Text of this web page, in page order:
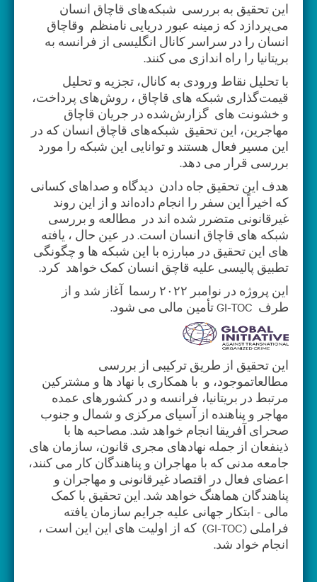
این تحقیق به بررسی شبکه‌های قاچاق انسان
می‌پردازد که زمینه عبور دریایی نامنظم وقاچاق
انسان را در سراسر کانال انگلیسی از فرانسه به
بریتانیا را راه اندازی می کنند.
با تحلیل نقاط ورودی به کانال، تجزیه و تحلیل
قیمت‌گذاری شبکه های قاچاق ، روش‌های پرداخت،
و خشونت های گزارش‌شده در جریان قاچاق
مهاجرین، این تحقیق شبکه‌های قاچاق انسان که در
این مسیر فعال هستند و توانایی این شبکه را مورد
بررسی قرار می دهد.
هدف این تحقیق جاه دادن دیدگاه و صداهای کسانی
که اخیراً این سفر را انجام داده‌اند و از این روند
غیرقانونی متضرر شده اند در مطالعه و بررسی
شبکه های قاچاق انسان است. در عین حال ، یافته
های این تحقیق در مبارزه با این شبکه ها و چگونگی
تطبیق پالیسی علیه قاچق انسان کمک خواهد کرد.
این پروژه در نوامبر ۲۰۲۲ رسما آغاز شد و از
طرف GI-TOC تأمین مالی می شود.
این تحقیق از طریق ترکیبی از بررسی
مطالعاتموجود، و با همکاری با نهاد ها و مشترکین
مرتبط در بریتانیا، فرانسه و در کشورهای عمده
مهاجر و پناهنده از آسیای مرکزی و شمال و جنوب
صحرای آفریقا انجام خواهد شد. مصاحبه ها با
ذینفعان از جمله نهادهای مجری قانون، سازمان های
جامعه مدنی که با مهاجران و پناهندگان کار می کنند،
اعضای فعال در اقتصاد غیرقانونی و مهاجران و
پناهندگان هماهنگ خواهد شد. این تحقیق با کمک
مالی - ابتکار جهانی علیه جرایم سازمان یافته
فراملی (GI-TOC) که از اولیت های این این است ،
انجام خواد شد.